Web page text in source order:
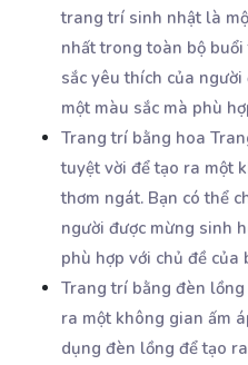
trang trí sinh nhật là
nhất trong toàn bộ buổi
sắc yêu thích của
một màu sắc mà phù
Trang trí bằng hoa
tuyệt vời để tạo ra một
thơm ngát. Bạn có thể
người được mừng sinh
phù hợp với chủ đề của
Trang trí bằng đèn
ra một không gian ấm
dụng đèn lồng để tạo